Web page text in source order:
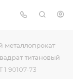
металлопрокат
титановый
90107-73